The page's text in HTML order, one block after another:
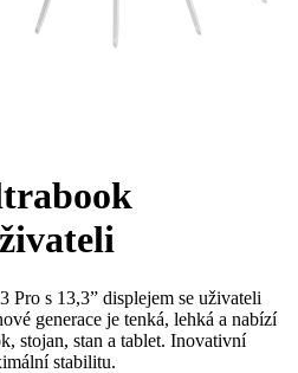
s 13,3” displejem se uživateli
generace je tenká, lehká a nabízí
stojan, stan a tablet. Inovativní
stabilitu.